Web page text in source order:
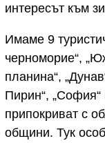
интересът към
Имаме 9
черноморие“,
планина“,
Пирин“, „София“
припокриват с
общини. Тук